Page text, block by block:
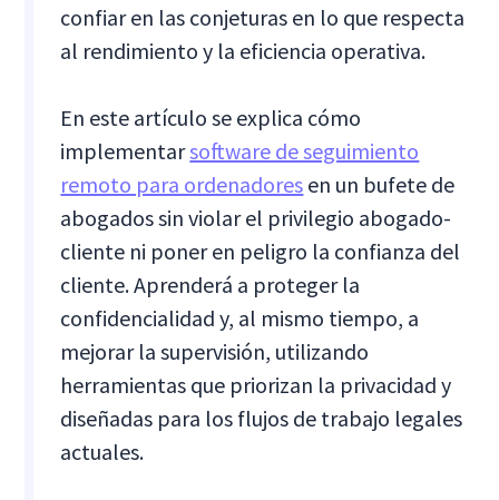
confiar en las conjeturas en lo que respecta
al rendimiento y la eficiencia operativa.
En este artículo se explica cómo
implementarsoftware de seguimiento
remoto para ordenadores en un bufete de
abogados sin violar el privilegio abogado-
cliente ni poner en peligro la confianza del
cliente. Aprenderá a proteger la
confidencialidad y, al mismo tiempo, a
mejorar la supervisión, utilizando
herramientas que priorizan la privacidad y
diseñadas para los flujos de trabajo legales
actuales.